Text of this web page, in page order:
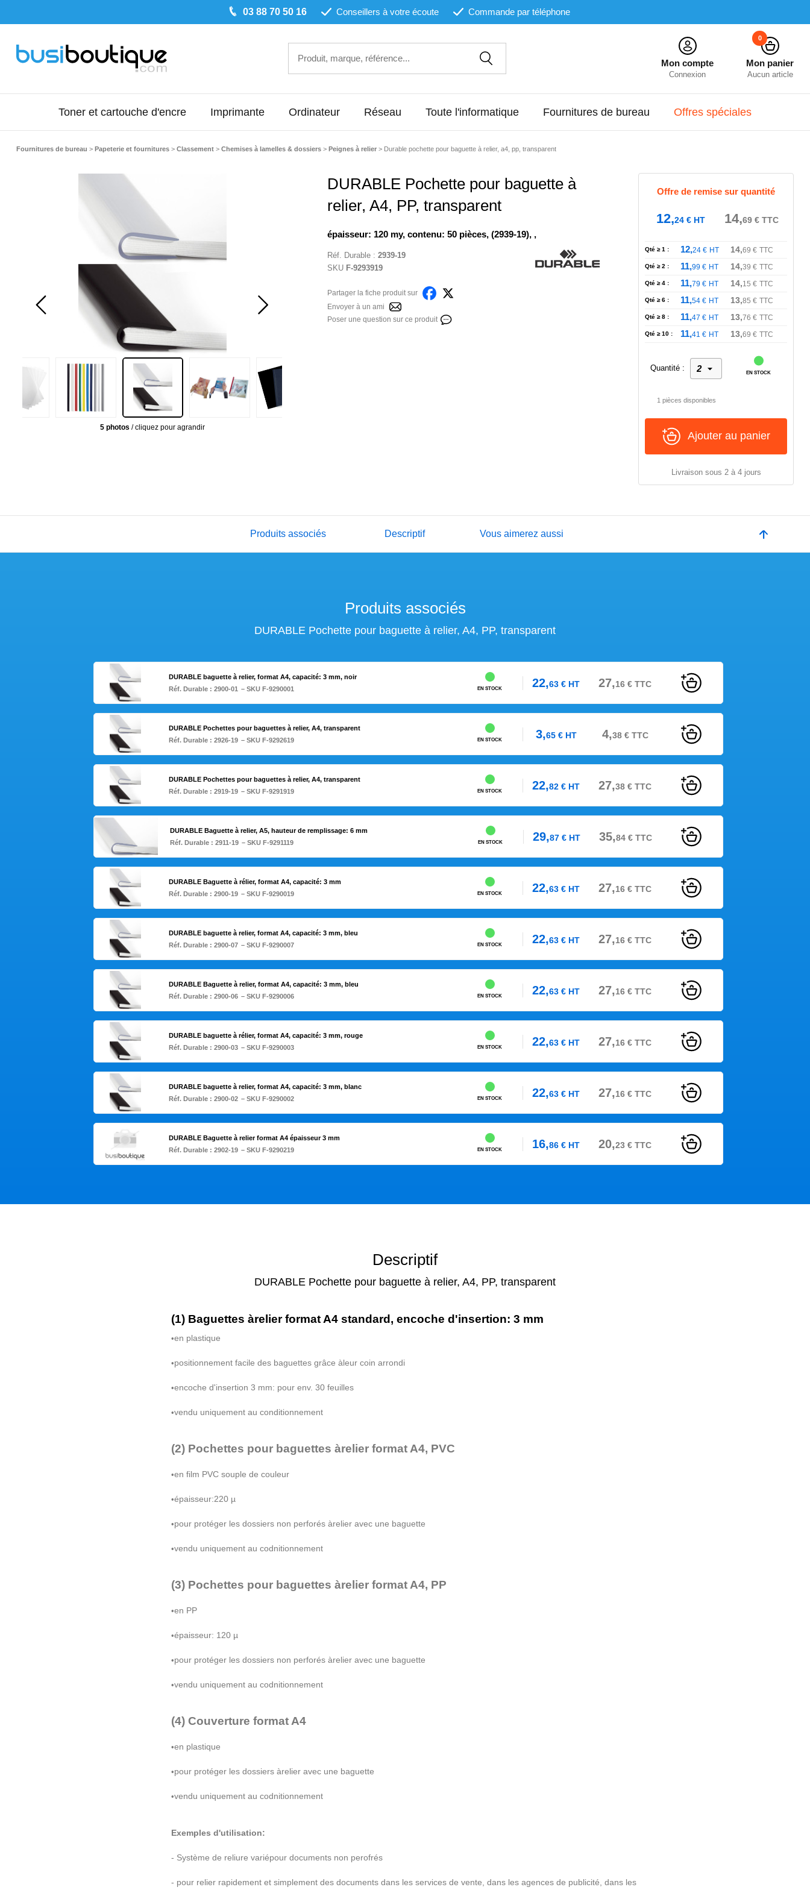
03 88 70 50 16 Conseillers à votre écoute Commande par téléphone
Mon compte
Connexion
Mon panier
Aucun article
0
Toner et cartouche d'encre Imprimante Ordinateur Réseau Toute l'informatique Fournitures de bureau Offres spéciales
Fournitures de bureau > Papeterie et fournitures > Classement > Chemises à lamelles & dossiers > Peignes à relier> Durable pochette pour baguette à relier, a4, pp, transparent
5 photos / cliquez pour agrandir
DURABLE Pochette pour baguette à
relier, A4, PP, transparent
épaisseur: 120 my, contenu: 50 pièces, (2939-19), ,
Réf. Durable: 2939-19
SKU F-9293919
Partager la fiche produit sur
Envoyer à un ami
Poser une question sur ce produit
Offre de remise sur quantité
12,24€HT 14,69 € TTC
Qté ≥ 1 : 12,24 € HT 14,69 € TTC
Qté ≥ 2 : 11,99 € HT 14,39 € TTC
Qté ≥ 4 : 11,79 € HT 14,15 € TTC
Qté ≥ 6 : 11,54 € HT 13,85 € TTC
Qté ≥ 8 : 11,47 € HT 13,76 € TTC
Qté ≥ 10 : 11,41 € HT 13,69 € TTC
Quantité :
EN STOCK
1 pièces disponibles
Ajouter au panier
Livraison sous 2 à 4 jours
Produits associés Descriptif Vous aimerez aussi
Produits associés
DURABLE Pochette pour baguette à relier, A4, PP, transparent
DURABLE baguette à relier, format A4, capacité: 3 mm, noir
Réf. Durable : 2900-01 – SKU F-9290001 EN STOCK 22,63 € HT 27,16 € TTC
DURABLE Pochettes pour baguettes à relier, A4, transparent
Réf. Durable : 2926-19 – SKU F-9292619 EN STOCK 3,65€HT 4,38€TTC
DURABLE Pochettes pour baguettes à relier, A4, transparent
Réf. Durable : 2919-19 – SKU F-9291919 EN STOCK 22,82 € HT 27,38 € TTC
DURABLE Baguette à relier, A5, hauteur de remplissage: 6 mm
Réf. Durable :2911-19 – SKU F-9291119 EN STOCK 29,87 € HT 35,84€TTC
DURABLE Baguette à rélier, format A4, capacité: 3 mm
Réf. Durable : 2900-19 – SKU F-9290019 EN STOCK 22,63 € HT 27,16 € TTC
DURABLE baguette à relier, format A4, capacité: 3 mm, bleu
Réf. Durable : 2900-07 – SKU F-9290007 EN STOCK 22,63 € HT 27,16 € TTC
DURABLE Baguette à relier, format A4, capacité: 3 mm, bleu
Réf. Durable : 2900-06 – SKU F-9290006 EN STOCK 22,63 € HT 27,16 € TTC
DURABLE baguette à rélier, format A4, capacité: 3 mm, rouge
Réf. Durable : 2900-03 – SKU F-9290003 EN STOCK 22,63 € HT 27,16 € TTC
DURABLE baguette à relier, format A4, capacité: 3 mm, blanc
Réf. Durable : 2900-02 – SKU F-9290002 EN STOCK 22,63 € HT 27,16 € TTC
DURABLE Baguette à relier format A4 épaisseur 3 mm
Réf. Durable : 2902-19 – SKU F-9290219 EN STOCK 16,86 € HT 20,23 € TTC
Descriptif
DURABLE Pochette pour baguette à relier, A4, PP, transparent
(1) Baguettes àrelier format A4 standard, encoche d'insertion: 3 mm
•en plastique
•positionnement facile des baguettes grâce àleur coin arrondi
•encoche d'insertion 3 mm: pour env. 30 feuilles
•vendu uniquement au conditionnement
(2) Pochettes pour baguettes àrelier format A4, PVC
•en film PVC souple de couleur
•épaisseur:220 µ
•pour protéger les dossiers non perforés àrelier avec une baguette
•vendu uniquement au codnitionnement
(3) Pochettes pour baguettes àrelier format A4, PP
•en PP
•épaisseur: 120 µ
•pour protéger les dossiers non perforés àrelier avec une baguette
•vendu uniquement au codnitionnement
(4) Couverture format A4
•en plastique
•pour protéger les dossiers àrelier avec une baguette
•vendu uniquement au codnitionnement
Exemples d'utilisation:
- Système de reliure variépour documents non perofrés
- pour relier rapidement et simplement des documents dans les services de vente, dans les agences de publicité , dans les